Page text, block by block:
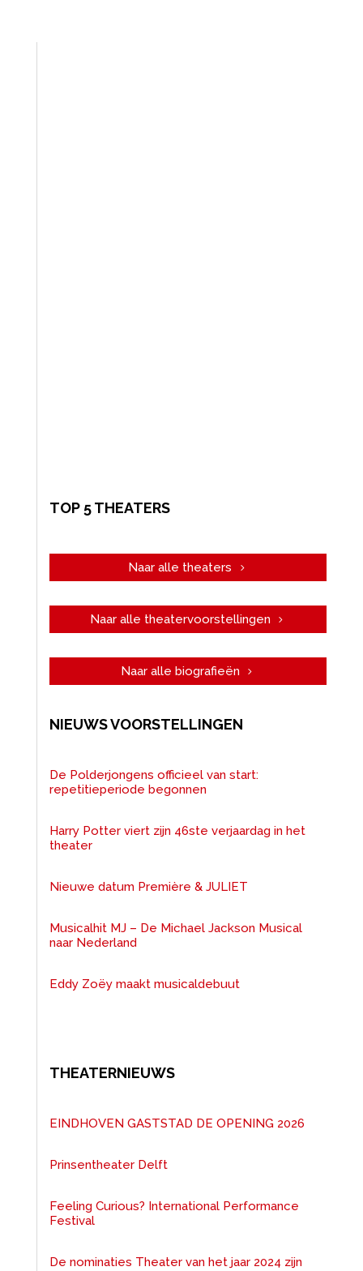
TOP 5 THEATERS
Naar alle theaters
Naar alle theatervoorstellingen
Naar alle biografieën
NIEUWS VOORSTELLINGEN
De Polderjongens officieel van start:
repetitieperiode begonnen
Harry Potter viert zijn 46ste verjaardag in het
theater
Nieuwe datum Première & JULIET
Musicalhit MJ – De Michael Jackson Musical
naar Nederland
Eddy Zoëy maakt musicaldebuut
THEATERNIEUWS
EINDHOVEN GASTSTAD DE OPENING 2026
Prinsentheater Delft
Feeling Curious? International Performance
Festival
De nominaties Theater van het jaar 2024 zijn